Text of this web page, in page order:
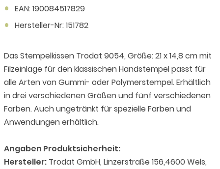
EAN: 190084517829
Hersteller-Nr: 151782
Das Stempelkissen Trodat 9054, Größe: 21 x 14,8 cm mit
Filzeinlage für den klassischen Handstempel passt für
alle Arten von Gummi- oder Polymerstempel. Erhältlich
in drei verschiedenen Größen und fünf verschiedenen
Farben. Auch ungetränkt für spezielle Farben und
Anwendungen erhältlich.
Angaben Produktsicherheit:
Hersteller: Trodat GmbH, Linzerstraße 156,4600 Wels,